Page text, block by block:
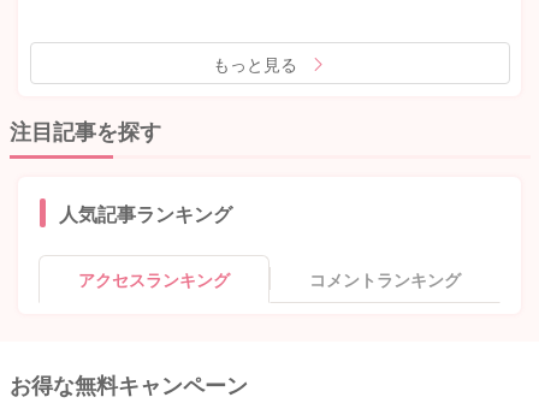
もっと見る
注目記事を探す
人気記事ランキング
アクセスランキング コメントランキング
お得な無料キャンペーン